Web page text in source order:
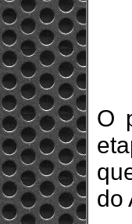
O
do